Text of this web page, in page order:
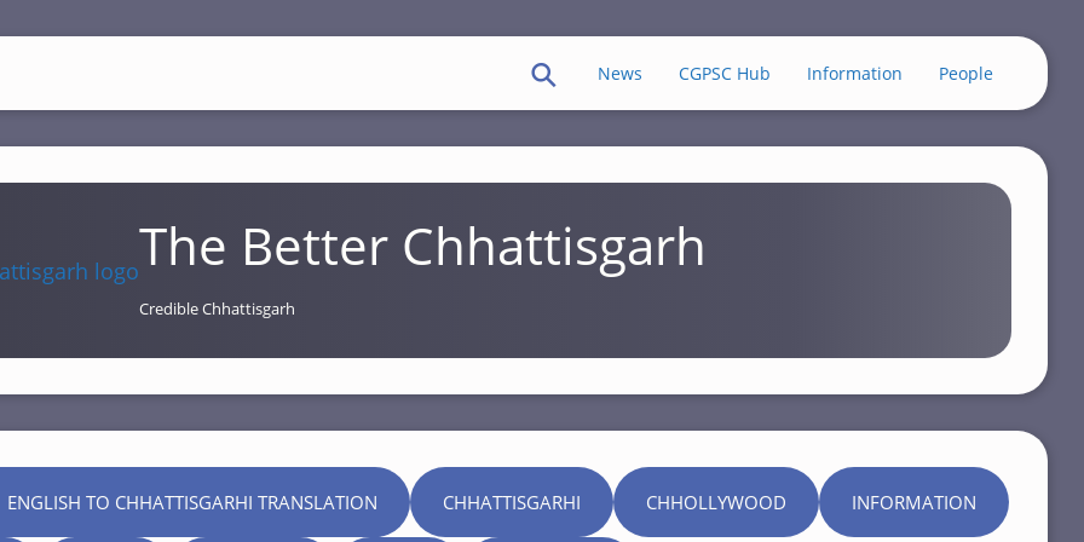
News CGPSC Hub Information People
The Better Chhattisgarh
Credible Chhattisgarh
TO CHHATTISGARHI TRANSLATION CHHATTISGARHI CHHOLLYWOOD INFORMATION